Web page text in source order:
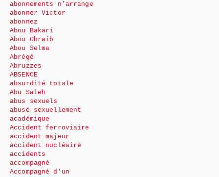
abonnements n’arrange
abonner Victor
abonnez
Abou Bakari
Abou Ghraib
Abou Selma
Abrégé
Abruzzes
ABSENCE
absurdité totale
Abu Saleh
abus sexuels
abusé sexuellement
académique
Accident ferroviaire
accident majeur
accident nucléaire
accidents
accompagné
Accompagné d’un